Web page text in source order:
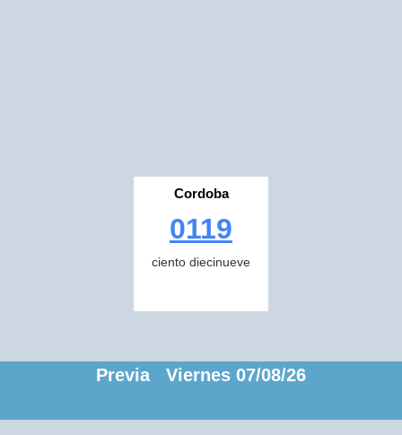
Cordoba
0119
ciento diecinueve
Previa Viernes 07/08/26